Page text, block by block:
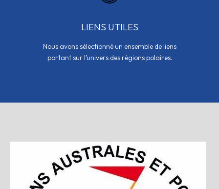
LIENS UTILES
Nous avons sélectionné un ensemble de liens
portant sur l’univers des régions polaires.